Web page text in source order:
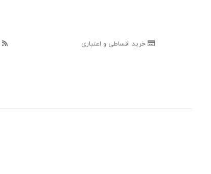
خرید اقساطی و اعتباری